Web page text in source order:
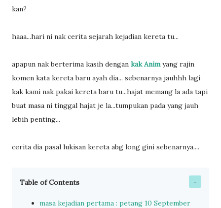
kan?
haaa...hari ni nak cerita sejarah kejadian kereta tu...
apapun nak berterima kasih dengan kak Animyang rajin
komen kata kereta baru ayah dia... sebenarnya jauhhh lagi
kak kami nak pakai kereta baru tu...hajat memang la ada tapi
buat masa ni tinggal hajat je la...tumpukan pada yang jauh
lebih penting...
cerita dia pasal lukisan kereta abg long gini sebenarnya....
Table of Contents
masa kejadian pertama : petang 10 September